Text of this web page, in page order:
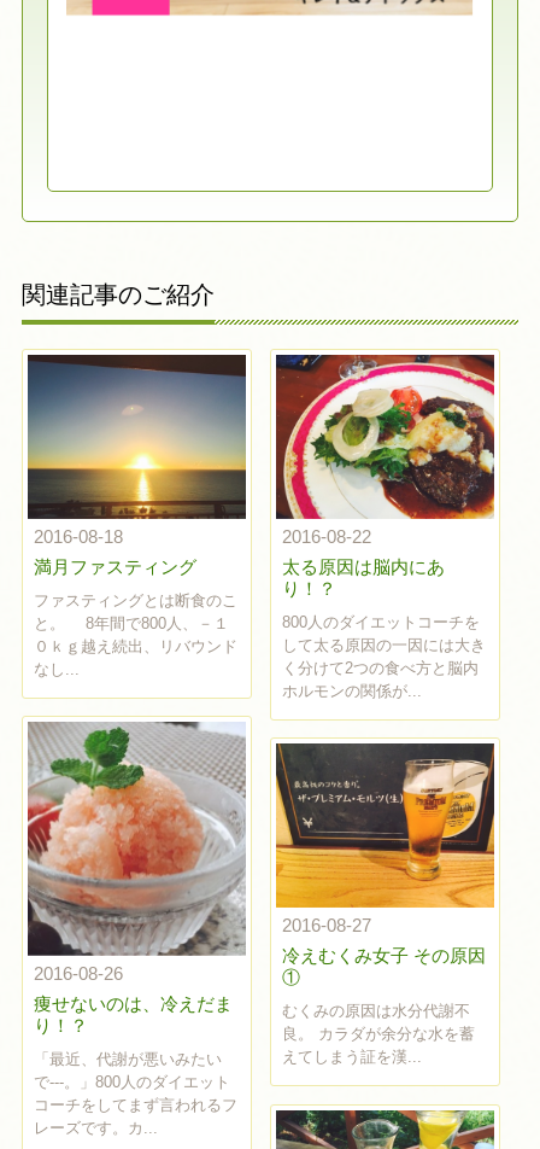
関連記事のご紹介
2016-08-18
満月ファスティング
ファスティングとは断食のこ
と。 8年間で800人、－１
０ｋｇ越え続出、リバウンド
なし...
2016-08-22
太る原因は脳内にあ
り！？
800人のダイエットコーチを
して太る原因の一因には大き
く分けて2つの食べ方と脳内
ホルモンの関係が...
2016-08-26
痩せないのは、冷えだま
り！？
「最近、代謝が悪いみたい
で---。」800人のダイエット
コーチをしてまず言われるフ
レーズです。カ...
2016-08-27
冷えむくみ女子 その原因
①
むくみの原因は水分代謝不
良。 カラダが余分な水を蓄
えてしまう証を漢...